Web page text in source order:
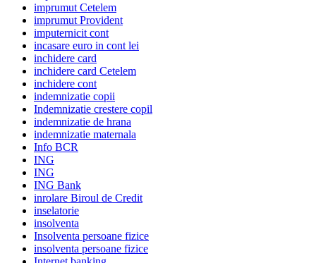
imprumut Cetelem
imprumut Provident
imputernicit cont
incasare euro in cont lei
inchidere card
inchidere card Cetelem
inchidere cont
indemnizatie copii
Indemnizatie crestere copil
indemnizatie de hrana
indemnizatie maternala
Info BCR
ING
ING
ING Bank
inrolare Biroul de Credit
inselatorie
insolventa
Insolventa persoane fizice
insolventa persoane fizice